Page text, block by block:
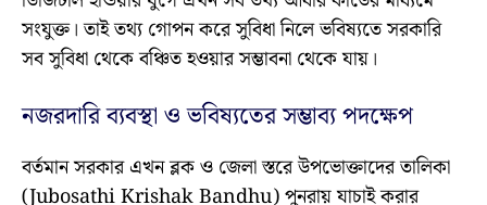
সংযুক্ত। তাই তথ্য গোপন করে সুবিধা নিলে ভবিষ্যতে সরকারি
সব সুবিধা থেকে বঞ্চিত হওয়ার সম্ভাবনা থেকে যায়।
নজরদারি ব্যবস্থা ও ভবিষ্যতের সম্ভাব্য পদক্ষেপ
বর্তমান সরকার এখন ব্লক ও জেলা স্তরে উপভোক্তাদের তালিকা
(Jubosathi Krishak Bandhu) পুনরায় যাচাই করার